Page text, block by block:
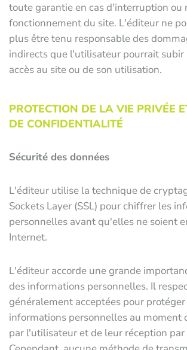
toute garantie en cas d'interruption ou
fonctionnement du site. L'éditeur ne
plus être tenu responsable des
indirects que l'utilisateur pourrait subir
accès au site ou de son utilisation.
PROTECTION DE LA VIE PRIVÉE
DE CONFIDENTIALITÉ
Sécurité des données
L'éditeur utilise la technique de
Sockets Layer (SSL) pour chiffrer les
personnelles avant qu'elles ne soient
Internet.
L'éditeur accorde une grande
des informations personnelles. Il
généralement acceptées pour
informations personnelles au moment
par l'utilisateur et de leur réception